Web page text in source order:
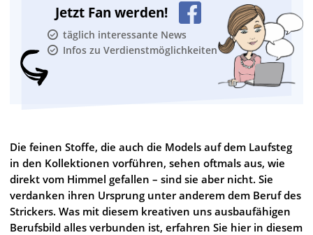
Jetzt Fan werden!
täglich interessante News
Infos zu Verdienstmöglichkeiten
Die feinen Stoffe, die auch die Models auf dem Laufsteg
in den Kollektionen vorführen, sehen oftmals aus, wie
direkt vom Himmel gefallen – sind sie aber nicht. Sie
verdanken ihren Ursprung unter anderem dem Beruf des
Strickers. Was mit diesem kreativen uns ausbaufähigen
Berufsbild alles verbunden ist, erfahren Sie hier in diesem